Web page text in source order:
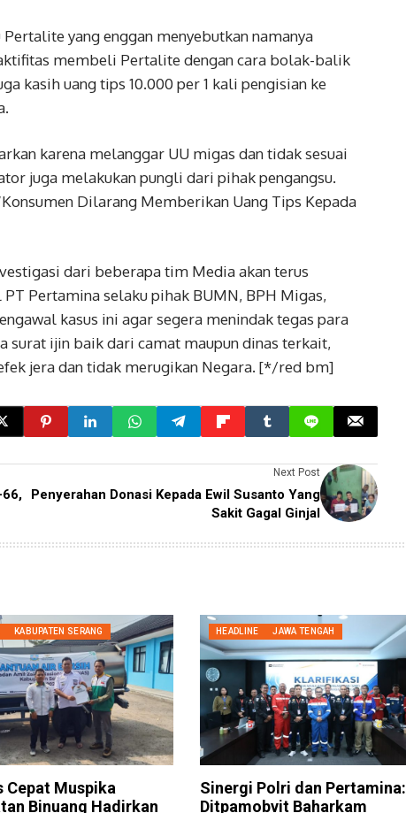
yang enggan menyebutkan namanya
membeli Pertalite dengan cara bolak-balik
kasih uang tips 10.000 per 1 kali pengisian ke
karena melanggar UU migas dan tidak sesuai
juga melakukan pungli dari pihak pengangsu.
Dilarang Memberikan Uang Tips Kepada
dari beberapa tim Media akan terus
Pertamina selaku pihak BUMN, BPH Migas,
kasus ini agar segera menindak tegas para
surat ijin baik dari camat maupun dinas terkait,
jera dan tidak merugikan Negara. [*/red bm]
66,
Next Post
Penyerahan Donasi Kepada Ewil Susanto Yang
Sakit Gagal Ginjal
KABUPATEN SERANG
Cepat Muspika
Binuang Hadirkan
HEADLINE JAWA TENGAH
Sinergi Polri dan Pertamina:
Ditpamobvit Baharkam